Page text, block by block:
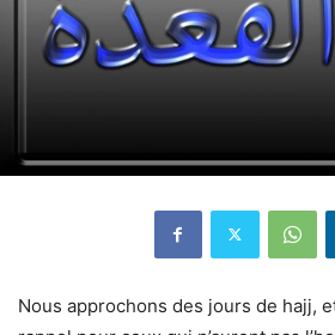
Nous approchons des jours de hajj,